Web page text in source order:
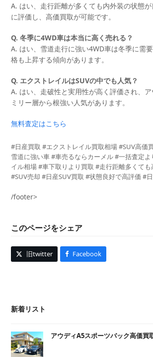
A. はい、走行距離が多くても内外装の状態
に評価し、高価買取が可能です。
Q. 冬季に4WD車は本当に高く売れる？
A. はい、雪道走行に強い4WD車は冬季に需
格も上昇する傾向があります。
Q. エクストレイルはSUVの中でも人気？
A. はい、走破性と実用性が高く評価され、
ミリー層から根強い人気があります。
無料査定はこちら
#日産買取 #エクストレイル買取相場 #SUV高価
雪道に強い車 #車売るならカーメル #一括査定
イル相場 #車下取りより買取 #走行距離多くて
#SUV売却 #日産SUV買取 #状態良好で高評価 #
/footer>
このページをシェア
旧twitter Facebook
新着リスト
アウディA5スポーツバック高価買